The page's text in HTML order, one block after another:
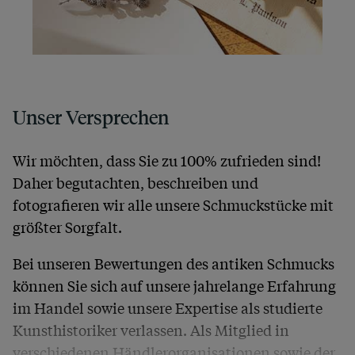
Unser Versprechen
Wir möchten, dass Sie zu 100% zufrieden sind!
Daher begutachten, beschreiben und
fotografieren wir alle unsere Schmuckstücke mit
größter Sorgfalt.
Bei unseren Bewertungen des antiken Schmucks
können Sie sich auf unsere jahrelange Erfahrung
im Handel sowie unsere Expertise als studierte
Kunsthistoriker verlassen. Als Mitglied in